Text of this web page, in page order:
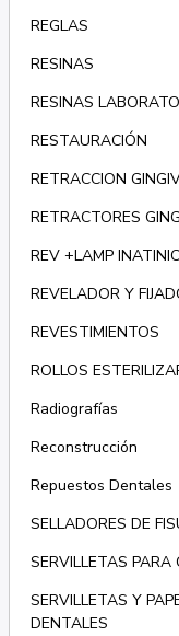
REGLAS
RESINAS
RESINAS
RESTAURACIÓN
RETRACCION
RETRACTORES
REV +LAMP
REVELADOR Y
REVESTIMIENTOS
ROLLOS
Radiografías
Reconstrucción
Repuestos Dentales
SELLADORES DE
SERVILLETAS PARA
SERVILLETAS Y
DENTALES